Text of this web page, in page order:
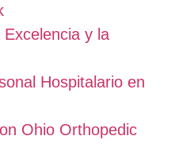
y la
Hospitalario en
Ohio Orthopedic